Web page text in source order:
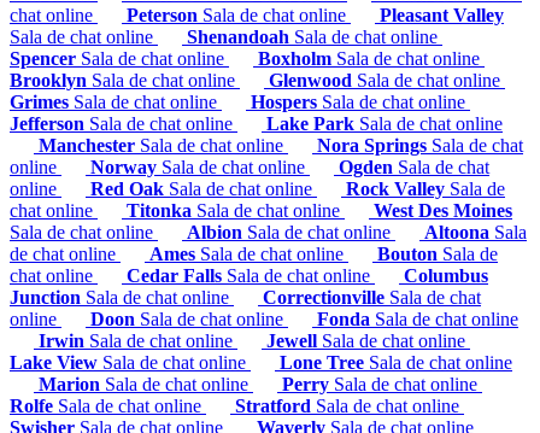
chat online
Peterson Sala de chat online
Pleasant Valley
Sala de chat online
Shenandoah Sala de chat online
Spencer Sala de chat online Boxholm Sala de chat online
Brooklyn Sala de chat online Glenwood Sala de chat online
Grimes Sala de chat online Hospers Sala de chat online
Jefferson Sala de chat online Lake Park Sala de chat online
Manchester Sala de chat online Nora Springs Sala de chat
online
Norway Sala de chat online Ogden Sala de chat
online
Red Oak Sala de chat online Rock Valley Sala de
chat online
Titonka Sala de chat online
West Des Moines
Sala de chat online
Albion Sala de chat online Altoona Sala
de chat online
Ames Sala de chat online Bouton Sala de
chat online
Cedar Falls Sala de chat online
Columbus
Junction Sala de chat online Correctionville Sala de chat
online
Doon Sala de chat online Fonda Sala de chat online
Irwin Sala de chat online Jewell Sala de chat online
Lake View Sala de chat online Lone Tree Sala de chat online
Marion Sala de chat online Perry Sala de chat online
Rolfe Sala de chat online Stratford Sala de chat online
Swisher Sala de chat online Waverly Sala de chat online